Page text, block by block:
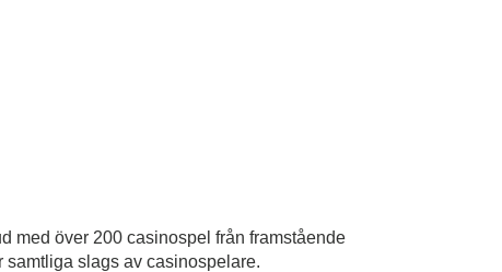
med över 200 casinospel från framstående
samtliga slags av casinospelare.